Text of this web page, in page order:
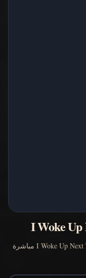
ابدأ اللعب الآن واكتشف أجواء I Woke Up Next To You Again مباشرة